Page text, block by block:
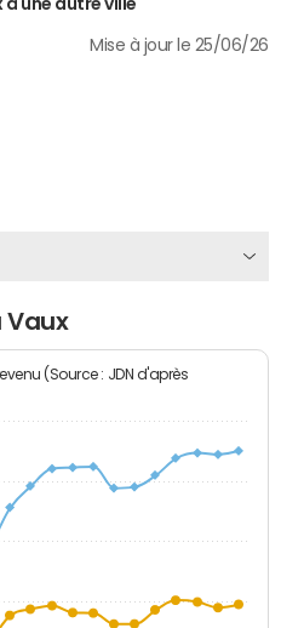
à une autre ville
Mise à jour le 25/06/26
Vaux
(Source : JDN d'après